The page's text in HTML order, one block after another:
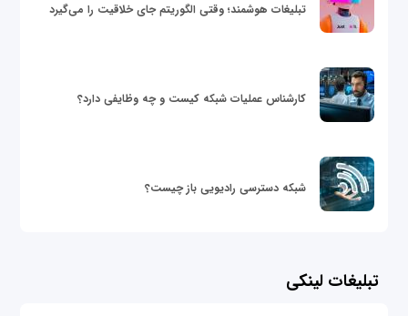
تبلیغات هوشمند؛ وقتی الگوریتم جای خلاقیت را می‌گیرد
کارشناس عملیات شبکه کیست و چه وظایفی دارد؟
شبکه دسترسی رادیویی باز چیست؟
تبلیغات لینکی